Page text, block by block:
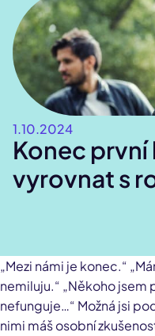
1.10.2024
Konec první
vyrovnat s
„Mezi námi je konec.“
nemiluju.“ „Někoho jsem
nefunguje…“ Možná jsi
nimi máš osobní